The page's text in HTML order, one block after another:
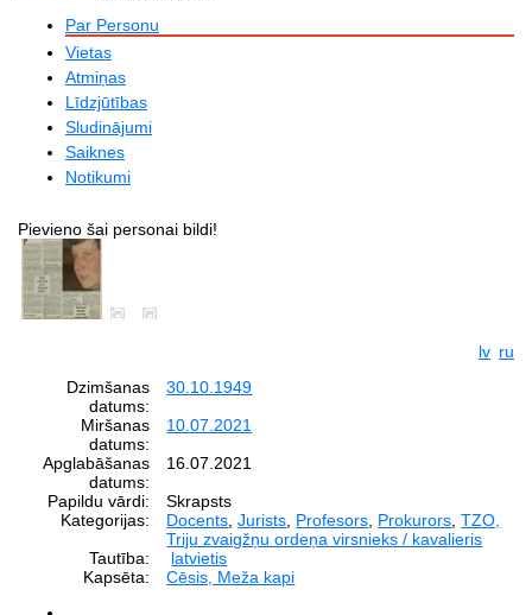
Par Personu
Vietas
Atmiņas
Līdzjūtības
Sludinājumi
Saiknes
Notikumi
Pievieno šai personai bildi!
lv ru
Dzimšanas
datums:
30.10.1949
Miršanas
datums:
10.07.2021
Apglabāšanas
datums:
16.07.2021
Papildu vārdi:
Skrapsts
Kategorijas:
Docents ,Jurists Profesors Prokurors ,TZO,
Triju zvaigžņu ordeņa virsnieks / kavalieris
Tautība:
latvietis
Kapsēta:
Cēsis, Meža kapi